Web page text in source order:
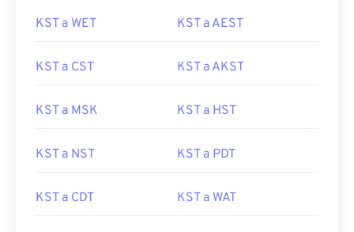
KST a WET KST a AEST
KST a CST KST a AKST
KST a MSK KST a HST
KST a NST KST a PDT
KST a CDT KST a WAT